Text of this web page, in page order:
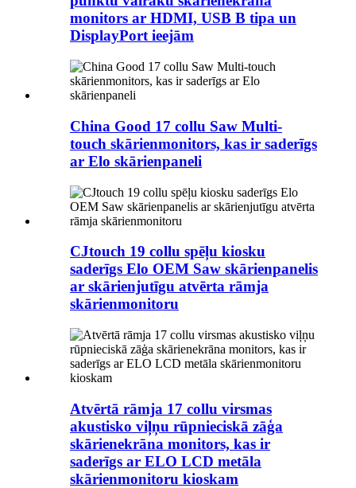
monitors ar HDMI, USB B tipa un
DisplayPort ieejām
China Good 17 collu Saw Multi-
touch skārienmonitors, kas ir saderīgs
ar Elo skārienpaneli
CJtouch 19 collu spēļu kiosku
saderīgs Elo OEM Saw skārienpanelis
ar skārienjutīgu atvērta rāmja
skārienmonitoru
Atvērtā rāmja 17 collu virsmas
akustisko viļņu rūpnieciskā zāģa
skārienekrāna monitors, kas ir
saderīgs ar ELO LCD metāla
skārienmonitoru kioskam